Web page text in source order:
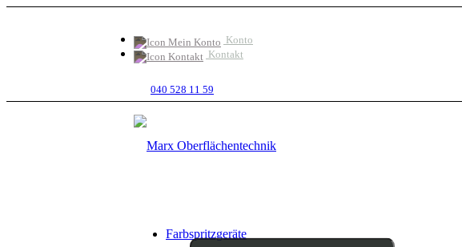
Konto
Kontakt
040 528 11 59
Farbspritzgeräte